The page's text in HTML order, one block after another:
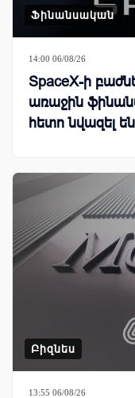
Ֆինանսական
14:00 06/08/26
SpaceX-ի
առաջին
հետո նվազել
Բիզնես
13:55 06/08/26